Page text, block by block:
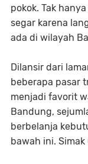
pokok. Tak
segar karena
ada di wilayah
Dilansir dari
beberapa pasar
menjadi favorit
Bandung,
berbelanja
bawah ini.